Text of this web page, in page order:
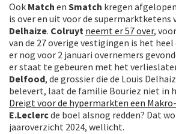
Ook Match en Smatch kregen
is over en uit voor de supermarktketens
Delhaize. Colruyt neemt er 57 over,
van de 27 overige vestigingen is het
er nog voor 2 januari overnemers
er staat te gebeuren met het
Delfood, de grossier die de Louis
belevert, laat de familie Bouriez niet in
Dreigt voor de hypermarkten een
E.Leclercde boel alsnog redden? Dat
jaaroverzicht 2024, wellicht.